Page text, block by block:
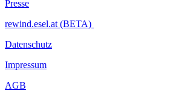
Presse
rewind.esel.at (BETA)
Datenschutz
Impressum
AGB